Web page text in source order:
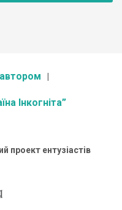
Інкогніта”
проект ентузіастів